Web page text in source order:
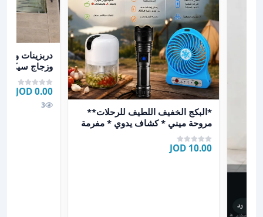
مطبقانيه ب
عرض تفاصيل *البكج الخفيف اللطيف للرحلات**
*البكج الخفيف اللطيف للرحلات**
مروحة ميني * كشاف يدوي * مفرمة
الخضراوات الكهربائ
10.00 JOD
عرض تفاصيل
دربزينات
وزجاج
0.00 JOD
3